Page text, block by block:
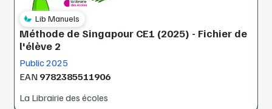
Lib Manuels
Méthode de Singapour CE1 (2025) - Fichier de
l'élève 2
Public 2025
EAN 9782385511906
La Librairie des écoles